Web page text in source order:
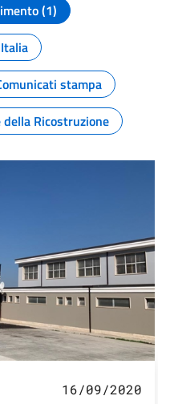
(1)
stampa
della Ricostruzione
16/09/2020